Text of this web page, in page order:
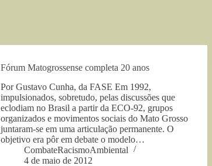
Fórum Matogrossense completa 20 anos
Por Gustavo Cunha, da FASE Em 1992,
impulsionados, sobretudo, pelas discussões que
eclodiam no Brasil a partir da ECO-92, grupos
organizados e movimentos sociais do Mato Grosso
juntaram-se em uma articulação permanente. O
objetivo era pôr em debate o modelo…
CombateRacismoAmbiental
4 de maio de 2012